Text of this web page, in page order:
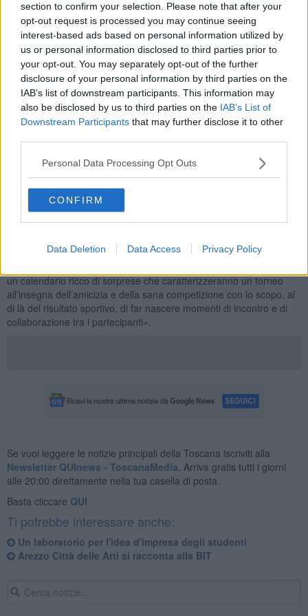
section to confirm your selection. Please note that after your
opt-out request is processed you may continue seeing
interest-based ads based on personal information utilized by
us or personal information disclosed to third parties prior to
your opt-out. You may separately opt-out of the further
disclosure of your personal information by third parties on the
IAB’s list of downstream participants. This information may
also be disclosed by us to third parties on the IAB’s List of
Downstream Participants that may further disclose it to other
Personal Data Processing Opt Outs
CONFIRM
Data Deletion Data Access Privacy Policy
gran galà di sabato 26 aprile al palasport Estra “Mario d’Agata” in
cui saranno premiati tutti i ragazzi e le ragazze scesi in campo.
Il “Guidelli” avrà nuovamente la peculiarità di coinvolgere squadre
maschili e squadre femminili nelle due categorie di Under14 e
Under13. L’introduzione del torneo femminile era avvenuta nel
2024 in seguito alla crescita di questo movimento all’interno della
Sba e aveva subito registrato il sold-out di iscrizioni, dunque la
scelta è stata di dar seguito a questo percorso volto a proporre ad
Arezzo una grande festa dedicata alla complessità e alla varietà
della pallacanestro giovanile italiana. L’importanza raggiunta dal
torneo è testimoniata proprio dai numeri dell’ultima edizione con
millesettecento persone che hanno soggiornato in quattordici
provenienti da tutta la penisola che si sono confrontati in un totale
di ottantuno partite tra città e vallate. Tra queste, ovviamente,
erano presenti anche le formazioni della Sba con i cestisti e le
raggiunge un traguardo storico - commenta Mauro Castelli,
un calendario ricco di sorprese che caratterizzeranno un torneo
all’insegna dell’amicizia e della sana competizione con lo scopo, al
di là del risultato sportivo, di far nascere momenti di incontro e di
collaborazione tra i partecipanti».
Se vuoi leggere le notizie principali della Toscana iscriviti alla
Newsletter QUInews - ToscanaMedia. Arriva gratis tutti i giorni
alle 20:00 direttamente nella tua casella di posta.
Basta cliccare QUI
Ti potrebbe interessare anche:
Un laboratorio per l'idea d'impresa degli studenti
Arezzo Città delle Arti si racconta alla BIT